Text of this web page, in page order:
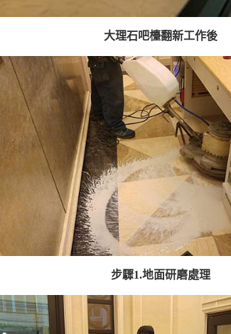
大理石吧檯翻新工作後
步驟1.地面研磨處理